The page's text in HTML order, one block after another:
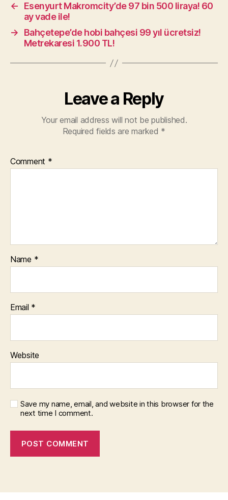
←
Esenyurt Makromcity’de 97 bin 500 liraya! 60
ay vade ile!
→
Bahçetepe’de hobi bahçesi 99 yıl ücretsiz!
Metrekaresi 1.900 TL!
Leave a Reply
Your email address will not be published.
Required fields are marked *
Comment *
Name *
Email *
Website
Save my name, email, and website in this browser for the
next time I comment.